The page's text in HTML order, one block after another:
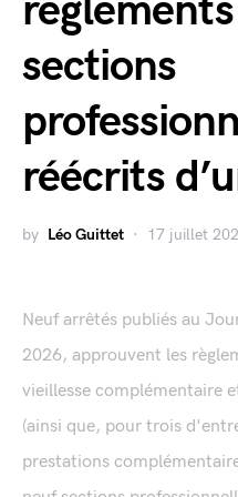
sections
réécrits
by Léo Guittet 17 juillet
Neuf arrêtés publiés au
2026, approuvent les
vieillesse complémentaire
(ainsi que, pour trois
prestations